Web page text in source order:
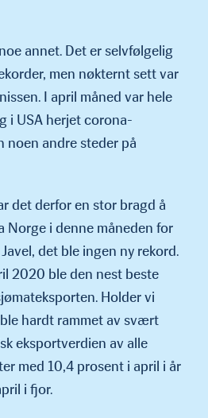
annet. Det er selvfølgelig
men nøkternt sett var
I april måned var hele
i USA herjet corona-
noen andre steder på
det derfor en stor bragd å
Norge i denne måneden for
det ble ingen ny rekord.
2020 ble den nest beste
Holder vi
hardt rammet av svært
eksportverdien av alle
med 10,4 prosent i april i år
i fjor.